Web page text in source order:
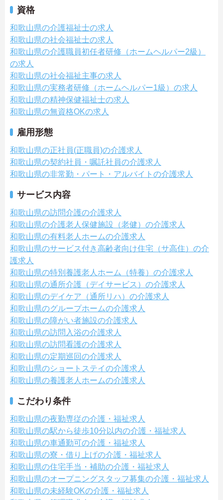
資格
和歌山県の介護福祉士の求人
和歌山県の社会福祉士の求人
和歌山県の介護職員初任者研修（ホームヘルパー2級）
の求人
和歌山県の社会福祉主事の求人
和歌山県の実務者研修（ホームヘルパー1級）の求人
和歌山県の精神保健福祉士の求人
和歌山県の無資格OKの求人
雇用形態
和歌山県の正社員(正職員)の介護求人
和歌山県の契約社員・嘱託社員の介護求人
和歌山県の非常勤・パート・アルバイトの介護求人
サービス内容
和歌山県の訪問介護の介護求人
和歌山県の介護老人保健施設（老健）の介護求人
和歌山県の有料老人ホームの介護求人
和歌山県のサービス付き高齢者向け住宅（サ高住）の介
護求人
和歌山県の特別養護老人ホーム（特養）の介護求人
和歌山県の通所介護（デイサービス）の介護求人
和歌山県のデイケア（通所リハ）の介護求人
和歌山県のグループホームの介護求人
和歌山県の障がい者施設の介護求人
和歌山県の訪問入浴の介護求人
和歌山県の訪問看護の介護求人
和歌山県の定期巡回の介護求人
和歌山県のショートステイの介護求人
和歌山県の養護老人ホームの介護求人
こだわり条件
和歌山県の夜勤専従の介護・福祉求人
和歌山県の駅から徒歩10分以内の介護・福祉求人
和歌山県の車通勤可の介護・福祉求人
和歌山県の寮・借り上げの介護・福祉求人
和歌山県の住宅手当・補助の介護・福祉求人
和歌山県のオープニングスタッフ募集の介護・福祉求人
和歌山県の未経験OKの介護・福祉求人